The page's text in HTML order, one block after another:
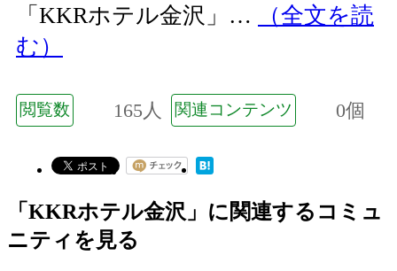
「KKRホテル金沢」…
（全文を読
む）
閲覧数 165人 関連コンテンツ 0個
「KKRホテル金沢」に関連するコミュ
ニティを見る